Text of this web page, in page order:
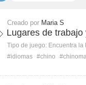
Creado por Maria S
Lugares de
Tipo de juego: Encuentra la
#idiomas #chino